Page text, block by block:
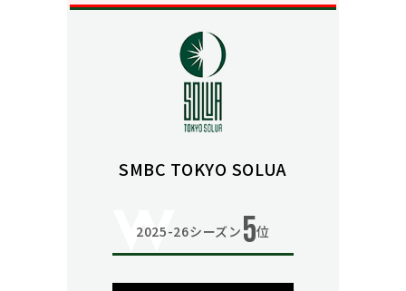
SMBC TOKYO SOLUA
2025-26シーズン 5位